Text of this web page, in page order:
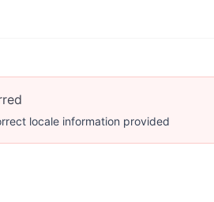
locale information provided